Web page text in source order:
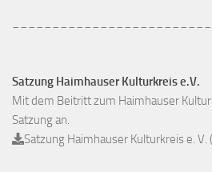
Satzung Haimhauser Kulturkreis e.V.
Mit dem Beitritt zum Haimhauser
Satzung an.
Satzung Haimhauser Kulturkreis e. V.